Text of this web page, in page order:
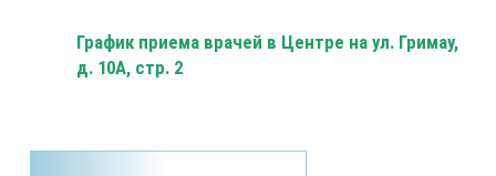
График приема врачей в Центре на ул. Гримау,
д. 10А, стр. 2